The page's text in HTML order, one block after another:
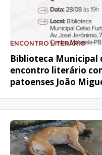
ENCONTRO LITERÁRIO
Biblioteca Municipal
encontro literário
patoenses João